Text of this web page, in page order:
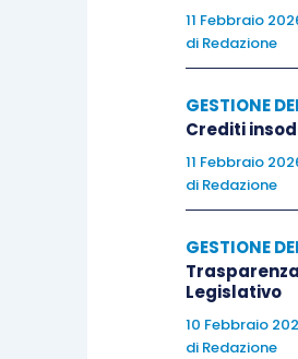
11 Febbraio
di Redazione
GESTIONE
Crediti
11 Febbraio
di Redazione
GESTIONE
Legislativo
10 Febbraio
di Redazione